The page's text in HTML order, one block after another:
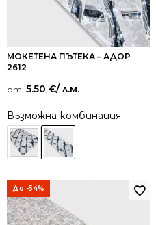
МОКЕТЕНА ПЪТЕКА – АДОР
2612
от: 5.50 €/ л.м.
Възможна комбинация
До -54%